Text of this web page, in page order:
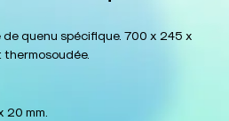
quenu spécifique. 700 x 245 x
20 mm.